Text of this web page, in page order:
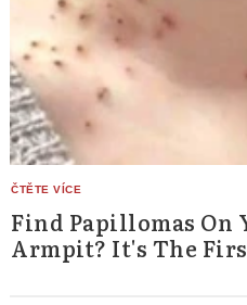
Find Papillomas On
Armpit? It's The